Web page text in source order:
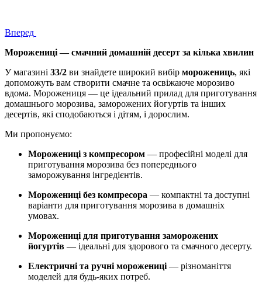
Вперед
Морожениці — смачний домашній десерт за кілька хвилин
У магазині 33/2 ви знайдете широкий вибір морожениць, які
допоможуть вам створити смачне та освіжаюче морозиво
вдома. Морожениця — це ідеальний прилад для приготування
домашнього морозива, заморожених йогуртів та інших
десертів, які сподобаються і дітям, і дорослим.
Ми пропонуємо:
Морожениці з компресором — професійні моделі для
приготування морозива без попереднього
заморожування інгредієнтів.
Морожениці без компресора — компактні та доступні
варіанти для приготування морозива в домашніх
умовах.
Морожениці для приготування заморожених
йогуртів — ідеальні для здорового та смачного десерту.
Електричні та ручні морожениці — різноманіття
моделей для будь-яких потреб.